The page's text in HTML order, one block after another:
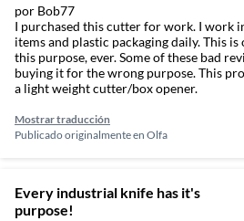
por Bob77
I purchased this cutter for work. I work
items and plastic packaging daily. This
this purpose, ever. Some of these bad
buying it for the wrong purpose. This
a light weight cutter/box opener.
Mostrar traducción
Publicado originalmente en Olfa
Every industrial knife has it's
purpose!